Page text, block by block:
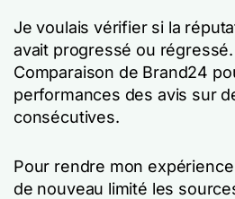
Je voulais vérifier si la
avait progressé ou
Comparaison de Brand24
performances des avis sur
consécutives.
Pour rendre mon
de nouveau limité les